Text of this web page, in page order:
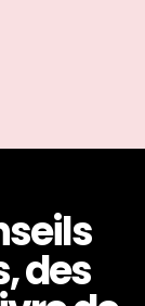
des